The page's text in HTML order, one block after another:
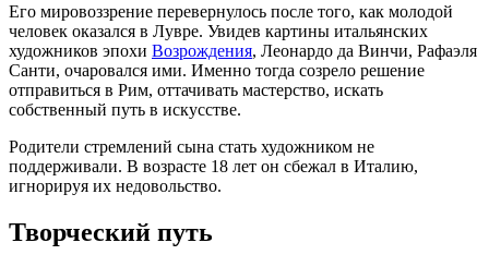
Его мировоззрение перевернулось после того, как молодой
человек оказался в Лувре. Увидев картины итальянских
художников эпохи Возрождения, Леонардо да Винчи, Рафаэля
Санти, очаровался ими. Именно тогда созрело решение
отправиться в Рим, оттачивать мастерство, искать
собственный путь в искусстве.
Родители стремлений сына стать художником не
поддерживали. В возрасте 18 лет он сбежал в Италию,
игнорируя их недовольство.
Творческий путь